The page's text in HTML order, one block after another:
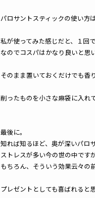
パロサントスティックの使い方
私が使ってみた感じだと、１回
なのでコスパはかなり良いと思い
そのまま置いておくだけでも香
削ったものを小さな麻袋に入れ
最後に。
知れば知るほど、奥が深いパロサ
ストレスが多い今の世の中です
もちろん、そういう効果云々の
プレゼントとしても喜ばれると思